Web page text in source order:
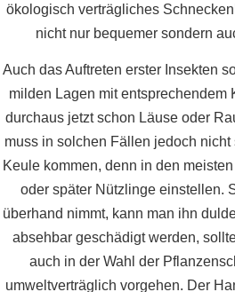
ökologisch verträgliches
nicht nur bequemer sondern
Auch das Auftreten erster Insekten
milden Lagen mit entsprechendem
durchaus jetzt schon Läuse oder
muss in solchen Fällen jedoch nicht
Keule kommen, denn in den
oder später Nützlinge einstellen.
überhand nimmt, kann man ihn
absehbar geschädigt werden,
auch in der Wahl der
umweltverträglich vorgehen. Der